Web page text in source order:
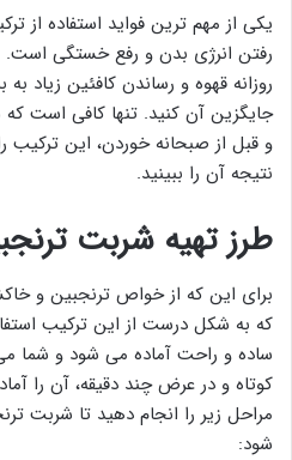
یکی از مهم ترین فواید استفاده از
رفتن انرژی بدن و رفع خستگی
روزانه قهوه و رساندن کافئین زیاد
جایگزین آن کنید. تنها کافی است
و قبل از صبحانه خوردن، این ترکیب
نتیجه آن را ببینید.
طرز تهیه شربت
برای این که از خواص ترنجبین و
که به شکل درست از این ترکیب
ساده و راحت آماده می شود و شما می
کوتاه و در عرض چند دقیقه، آن را
مراحل زیر را انجام دهید تا شربت
شود: